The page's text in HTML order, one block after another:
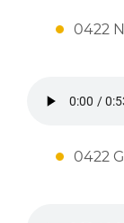
0422
0422